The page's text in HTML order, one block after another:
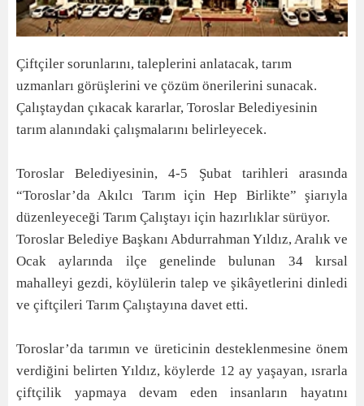
Çiftçiler sorunlarını, taleplerini anlatacak, tarım
uzmanları görüşlerini ve çözüm önerilerini sunacak.
Çalıştaydan çıkacak kararlar, Toroslar Belediyesinin
tarım alanındaki çalışmalarını belirleyecek.
Toroslar Belediyesinin, 4-5 Şubat tarihleri arasında
“Toroslar’da Akılcı Tarım için Hep Birlikte” şiarıyla
düzenleyeceği Tarım Çalıştayı için hazırlıklar sürüyor.
Toroslar Belediye Başkanı Abdurrahman Yıldız, Aralık ve
Ocak aylarında ilçe genelinde bulunan 34 kırsal
mahalleyi gezdi, köylülerin talep ve şikâyetlerini dinledi
ve çiftçileri Tarım Çalıştayına davet etti.
Toroslar’da tarımın ve üreticinin desteklenmesine önem
verdiğini belirten Yıldız, köylerde 12 ay yaşayan, ısrarla
çiftçilik yapmaya devam eden insanların hayatını